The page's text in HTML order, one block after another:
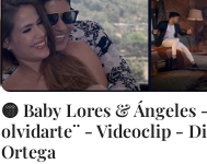
🟡 Baby Lores & Ángeles
olvidarte¨ - Videoclip -
Ortega